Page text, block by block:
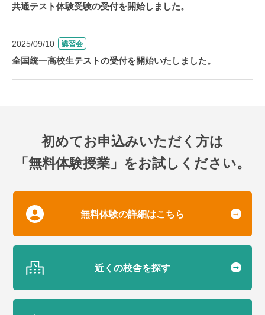
共通テスト体験受験の受付を開始しました。
2025/09/10 講習会
全国統一高校生テストの受付を開始いたしました。
初めてお申込みいただく方は
「無料体験授業」をお試しください。
無料体験の詳細はこちら
近くの校舎を探す